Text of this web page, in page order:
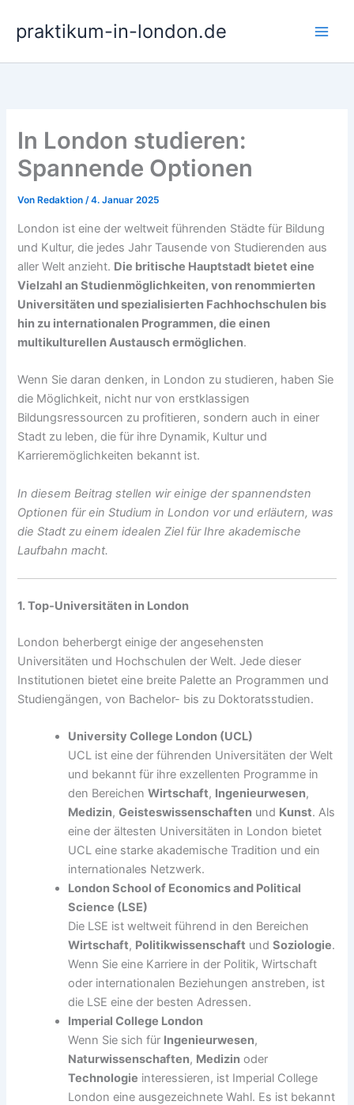
Inhalt
springen
praktikum-in-london.de
In London studieren:
Spannende Optionen
Von Redaktion/4. Januar 2025
London ist eine der weltweit führenden Städte für Bildung
und Kultur, die jedes Jahr Tausende von Studierenden aus
aller Welt anzieht. Die britische Hauptstadt bietet eine
Vielzahl an Studienmöglichkeiten, von renommierten
Universitäten und spezialisierten Fachhochschulen bis
hin zu internationalen Programmen, die einen
multikulturellen Austausch ermöglichen.
Wenn Sie daran denken, in London zu studieren, haben Sie
die Möglichkeit, nicht nur von erstklassigen
Bildungsressourcen zu profitieren, sondern auch in einer
Stadt zu leben, die für ihre Dynamik, Kultur und
Karrieremöglichkeiten bekannt ist.
In diesem Beitrag stellen wir einige der spannendsten
Optionen für ein Studium in London vor und erläutern, was
die Stadt zu einem idealen Ziel für Ihre akademische
Laufbahn macht.
1. Top-Universitäten in London
London beherbergt einige der angesehensten
Universitäten und Hochschulen der Welt. Jede dieser
Institutionen bietet eine breite Palette an Programmen und
Studiengängen, von Bachelor- bis zu Doktoratsstudien.
University College London (UCL)
UCL ist eine der führenden Universitäten der Welt
und bekannt für ihre exzellenten Programme in
den BereichenWirtschaft, Ingenieurwesen,
Medizin,Geisteswissenschaften und Kunst. Als
eine der ältesten Universitäten in London bietet
UCL eine starke akademische Tradition und ein
internationales Netzwerk.
London School of Economics and Political
Science (LSE)
Die LSE ist weltweit führend in den Bereichen
Wirtschaft, Politikwissenschaft undSoziologie.
Wenn Sie eine Karriere in der Politik, Wirtschaft
oder internationalen Beziehungen anstreben, ist
die LSE eine der besten Adressen.
Imperial College London
Wenn Sie sich für Ingenieurwesen,
Naturwissenschaften, Medizin oder
Technologie interessieren, ist Imperial College
London eine ausgezeichnete Wahl. Es ist bekannt